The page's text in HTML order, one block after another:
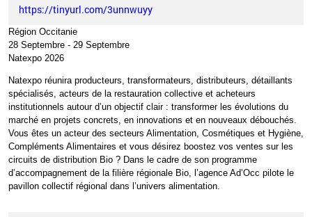
https://tinyurl.com/3unnwuyy
Région Occitanie
28 Septembre - 29 Septembre
Natexpo 2026
Natexpo réunira producteurs, transformateurs, distributeurs, détaillants
spécialisés, acteurs de la restauration collective et acheteurs
institutionnels autour d’un objectif clair : transformer les évolutions du
marché en projets concrets, en innovations et en nouveaux débouchés.
Vous êtes un acteur des secteurs Alimentation, Cosmétiques et Hygiène,
Compléments Alimentaires et vous désirez boostez vos ventes sur les
circuits de distribution Bio ? Dans le cadre de son programme
d’accompagnement de la filière régionale Bio, l’agence Ad’Occ pilote le
pavillon collectif régional dans l’univers alimentation.